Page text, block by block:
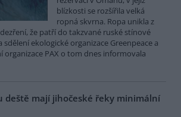
blízkosti se rozšířila velká
ropná skvrna. Ropa unikla z
že patří do takzvané ruské stínové
ekologické organizace Greenpeace a
organizace PAX o tom dnes informovala
deště mají jihočeské řeky minimální